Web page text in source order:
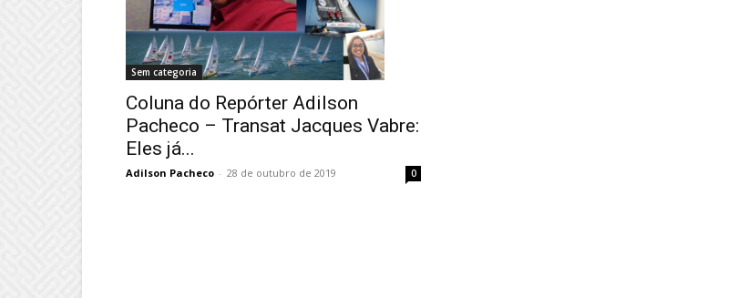
Sem categoria
Coluna do Repórter Adilson
Pacheco – Transat Jacques Vabre:
Eles já...
Adilson Pacheco - 28 de outubro de 2019 0